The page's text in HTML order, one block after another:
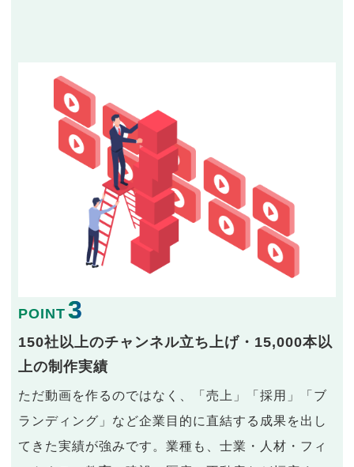
POINT 3
150社以上のチャンネル立ち上げ・15,000本以
上の制作実績
ただ動画を作るのではなく、「売上」「採用」「ブ
ランディング」など企業目的に直結する成果を出し
てきた実績が強みです。業種も、士業・人材・フィ